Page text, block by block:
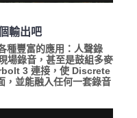
輸出吧
種豐富的應用：人聲錄
場錄音，甚至是鼓組多麥
3 連接，使 Discrete
，並能融入任何一套錄音